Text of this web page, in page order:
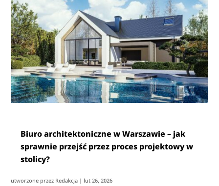
Biuro architektoniczne w Warszawie – jak
sprawnie przejść przez proces projektowy w
stolicy?
utworzone przez Redakcja | lut 26, 2026